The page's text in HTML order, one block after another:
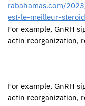
rabahamas.com/
est-le-meilleur-
For example, GnRH
actin reorganization,
For example, GnRH
actin reorganization,